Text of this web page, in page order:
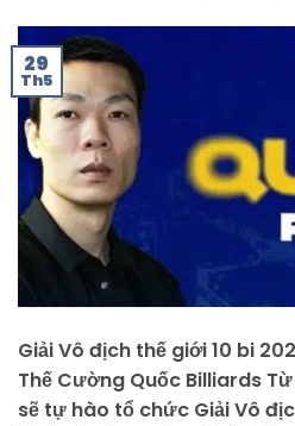
29
Th5
Giải Vô địch thế giới 10 bi
Thế Cường Quốc Billiards
sẽ tự hào tổ chức Giải Vô